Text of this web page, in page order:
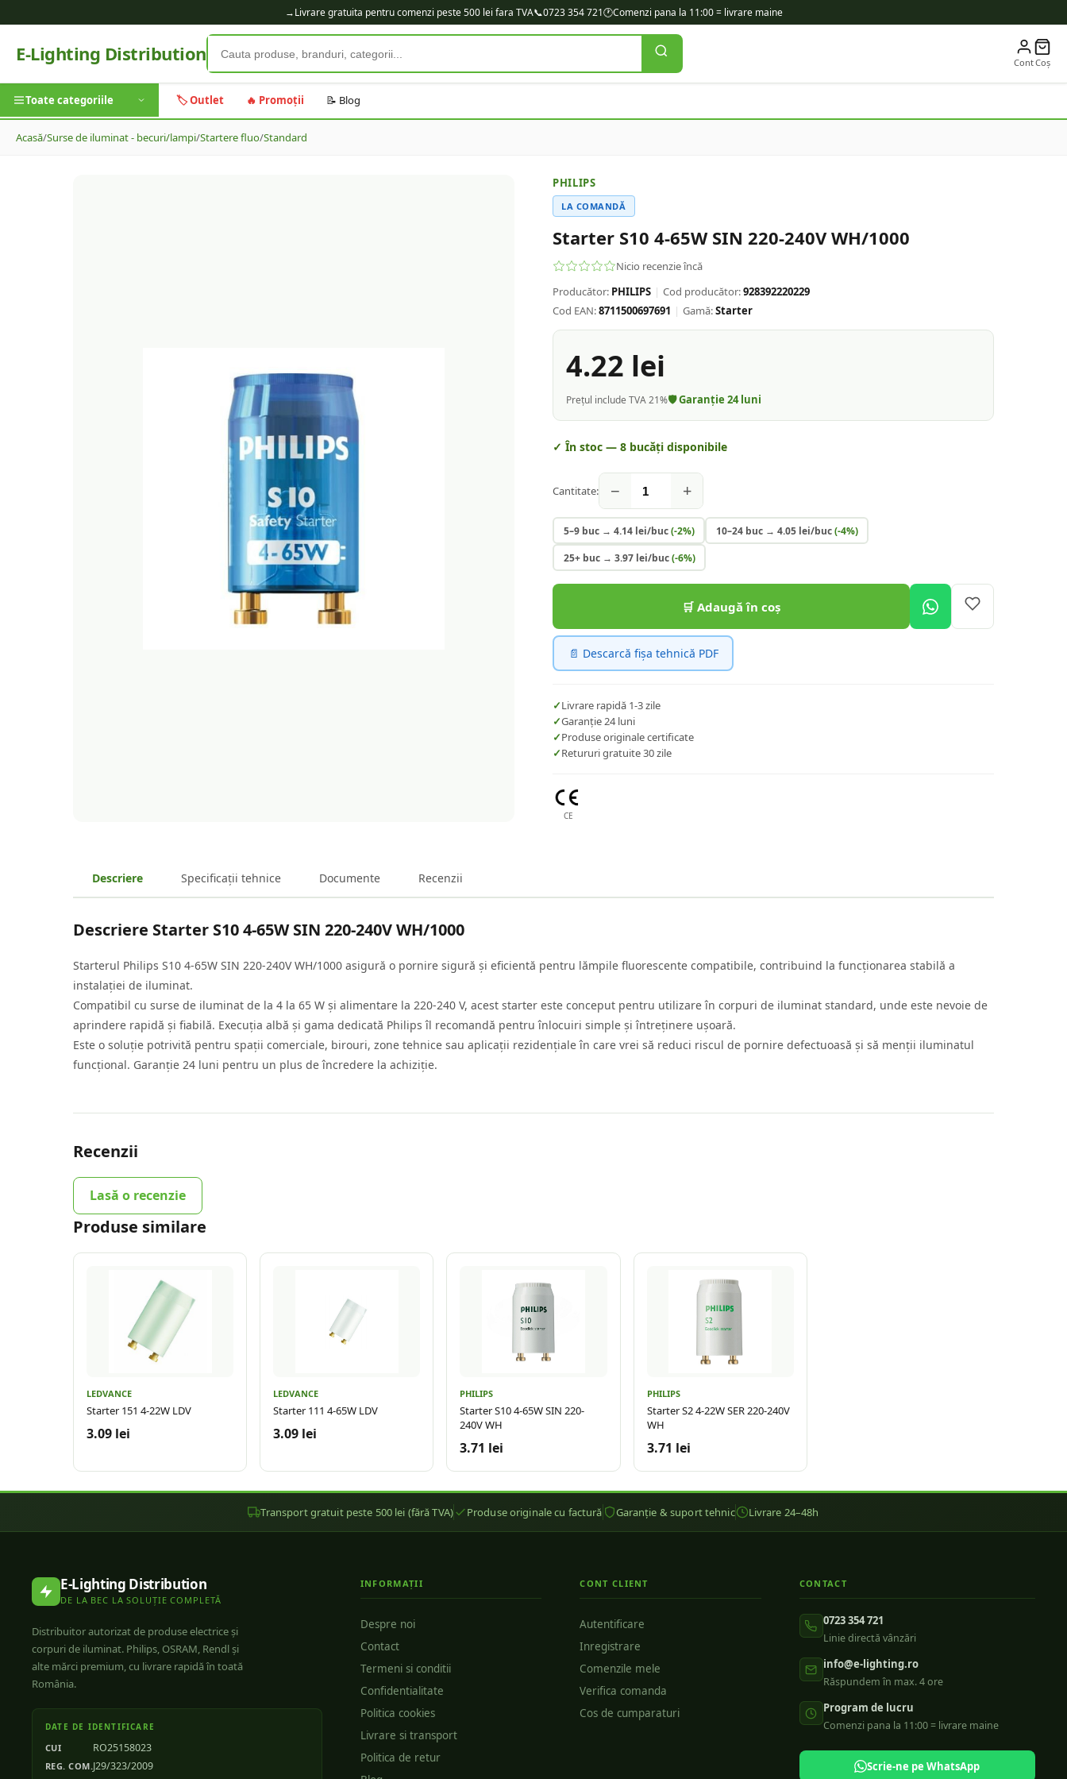
→Livrare gratuita pentru comenzi peste 500 lei fara TVA📞0723 354 721🕐Comenzi pana la 11:00 = livrare maine
E-Lighting Distribution ContCoș
Toate categoriile 🏷️ Outlet 🔥 Promoții 📝 Blog
Acasă/Surse de iluminat - becuri/lampi/Startere fluo/Standard
PHILIPS
LA COMANDĂ
Starter S10 4-65W SIN 220-240V WH/1000
Nicio recenzie încă
Producător: PHILIPS | Cod producător:928392220229
Cod EAN:8711500697691 | Gamă:Starter
4.22 lei
Prețul include TVA 21%🛡️ Garanție 24luni
✓ În stoc — 8 bucăți disponibile
Cantitate: − +
5–9 buc→ 4.14lei/buc(-2%) 10–24 buc→ 4.05lei/buc(-4%)
25+ buc→ 3.97lei/buc(-6%)
🛒 Adaugă în coș
📄 Descarcă fișa tehnică PDF
✓Livrare rapidă 1-3 zile
✓Garanție 24 luni
✓Produse originale certificate
✓Retururi gratuite 30 zile
CE
Descriere Specificații tehnice Documente Recenzii
Descriere Starter S10 4-65W SIN 220-240V WH/1000
Starterul Philips S10 4-65W SIN 220-240V WH/1000 asigură o pornire sigură și eficientă pentru lămpile fluorescente compatibile, contribuind la funcționarea stabilă a
instalației de iluminat.
Compatibil cu surse de iluminat de la 4 la 65 W și alimentare la 220-240 V, acest starter este conceput pentru utilizare în corpuri de iluminat standard, unde este nevoie de
aprindere rapidă și fiabilă. Execuția albă și gama dedicată Philips îl recomandă pentru înlocuiri simple și întreținere ușoară.
Este o soluție potrivită pentru spații comerciale, birouri, zone tehnice sau aplicații rezidențiale în care vrei să reduci riscul de pornire defectuoasă și să menții iluminatul
funcțional. Garanție 24 luni pentru un plus de încredere la achiziție.
Recenzii
Lasă o recenzie
Produse similare
LEDVANCE
Starter 151 4-22W LDV
3.09 lei
LEDVANCE
Starter 111 4-65W LDV
3.09 lei
PHILIPS
Starter S10 4-65W SIN 220-
240V WH
3.71 lei
PHILIPS
Starter S2 4-22W SER 220-240V
WH
3.71 lei
Transport gratuit peste 500 lei (fără TVA) Produse originale cu factură Garanție & suport tehnic Livrare 24–48h
E-Lighting Distribution
DE LA BEC LA SOLUȚIE COMPLETĂ
Distribuitor autorizat de produse electrice și
corpuri de iluminat. Philips, OSRAM, Rendl și
alte mărci premium, cu livrare rapidă în toată
România.
DATE DE IDENTIFICARE
CUI RO25158023
REG. COM.J29/323/2009
INFORMAȚII
Despre noi
Contact
Termeni si conditii
Confidentialitate
Politica cookies
Livrare si transport
Politica de retur
CONT CLIENT
Autentificare
Inregistrare
Comenzile mele
Verifica comanda
Cos de cumparaturi
CONTACT
0723 354 721
Linie directă vânzări
info@e-lighting.ro
Răspundem în max. 4 ore
Program de lucru
Comenzi pana la 11:00 = livrare maine
Scrie-ne pe WhatsApp